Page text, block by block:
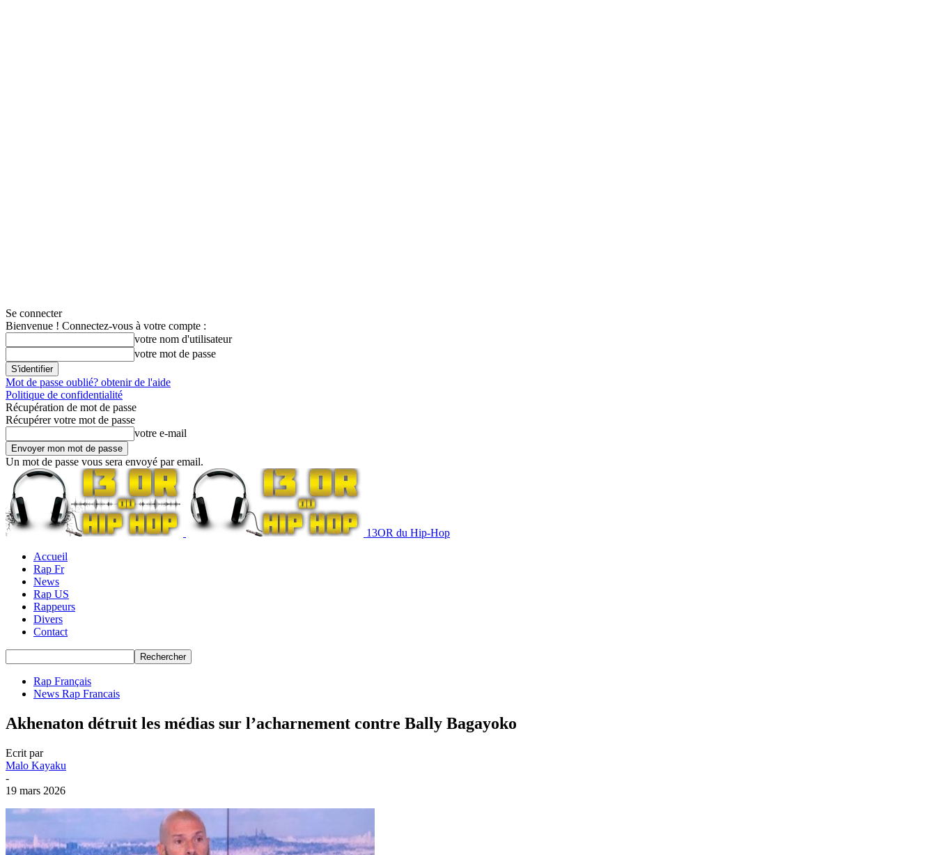
Se connecter
Bienvenue ! Connectez-vous à votre compte :
votre nom d'utilisateur
votre mot de passe
Mot de passe oublié? obtenir de l'aide
Politique de confidentialité
Récupération de mot de passe
Récupérer votre mot de passe
votre e-mail
Un mot de passe vous sera envoyé par email.
13OR du Hip-Hop
Accueil
Rap Fr
News
Rap US
Rappeurs
Divers
Contact
Rap Français
News Rap Francais
Akhenaton détruit les médias sur l’acharnement contre Bally Bagayoko
Ecrit par
Malo Kayaku
-
19 mars 2026